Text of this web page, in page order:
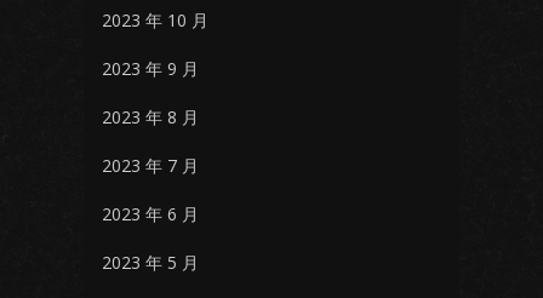
2023 年 10 月
2023 年 9 月
2023 年 8 月
2023 年 7 月
2023 年 6 月
2023 年 5 月